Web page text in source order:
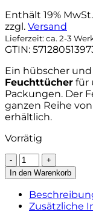
Enthält 19% MwSt.
zzgl. Versand
Lieferzeit: ca. 2-3
GTIN:
Ein hübscher
Feuchttücher für
Packungen. Der
ganzen Reihe
erhältlich.
Vorrätig
Cam
Cam
Bezug
für
Feuchttücher
In den Warenkorb
Zusätzliche